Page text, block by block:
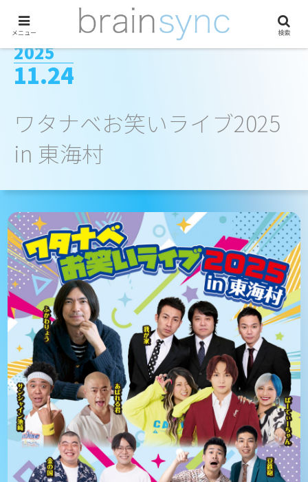
2025
11.24
ワタナベお笑いライブ2025
in 東海村
メニュー 検索